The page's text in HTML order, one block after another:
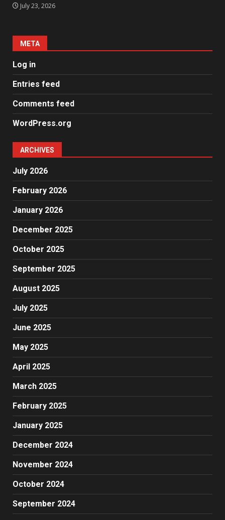
July 23, 2026
META
Log in
Entries feed
Comments feed
WordPress.org
ARCHIVES
July 2026
February 2026
January 2026
December 2025
October 2025
September 2025
August 2025
July 2025
June 2025
May 2025
April 2025
March 2025
February 2025
January 2025
December 2024
November 2024
October 2024
September 2024